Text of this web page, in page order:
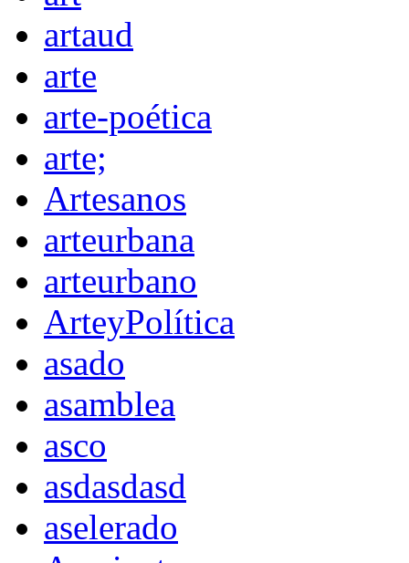
artaud
arte
arte-poética
arte;
Artesanos
arteurbana
arteurbano
ArteyPolítica
asado
asamblea
asco
asdasdasd
aselerado